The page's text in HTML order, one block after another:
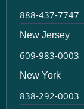
888-437-7747
New Jersey
609-983-0003
New York
838-292-0003